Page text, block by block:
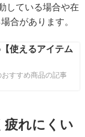
している場合や在
合があります。
使えるアイテム
すすめ商品の記事
疲れにくい